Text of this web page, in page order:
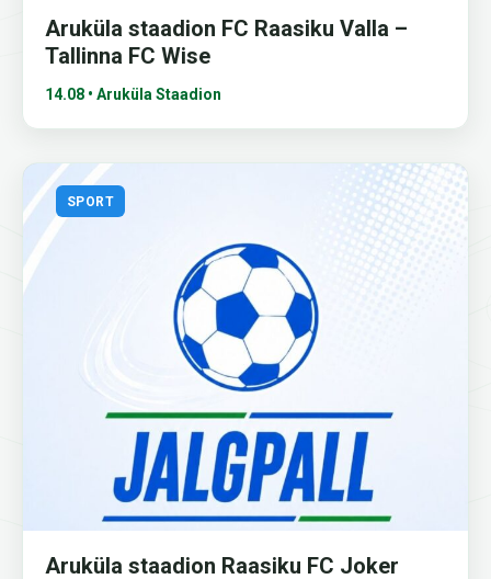
Aruküla staadion FC Raasiku Valla –
Tallinna FC Wise
14.08 • Aruküla Staadion
SPORT
Aruküla staadion Raasiku FC Joker